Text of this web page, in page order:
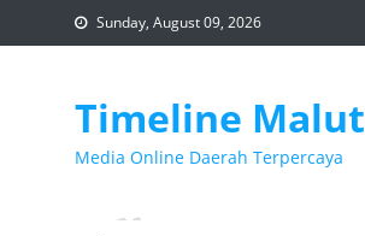
to
Sunday, August 09, 2026
Timeline Malut
Media Online Daerah Terpercaya